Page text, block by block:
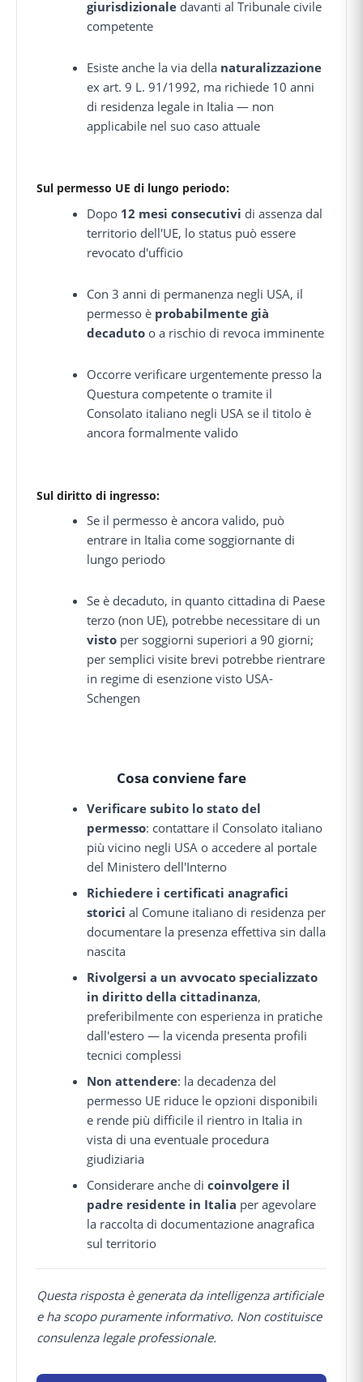
giurisdizionale davanti al Tribunale civile
competente
Esiste anche la via della naturalizzazione
ex art. 9 L. 91/1992, ma richiede 10 anni
di residenza legale in Italia — non
applicabile nel suo caso attuale
Sul permesso UE di lungo periodo:
Dopo 12 mesi consecutivi di assenza dal
territorio dell'UE, lo status può essere
revocato d'ufficio
Con 3 anni di permanenza negli USA, il
permesso è probabilmente già
decaduto o a rischio di revoca imminente
Occorre verificare urgentemente presso la
Questura competente o tramite il
Consolato italiano negli USA se il titolo è
ancora formalmente valido
Sul diritto di ingresso:
Se il permesso è ancora valido, può
entrare in Italia come soggiornante di
lungo periodo
Se è decaduto, in quanto cittadina di Paese
terzo (non UE), potrebbe necessitare di un
visto per soggiorni superiori a 90 giorni;
per semplici visite brevi potrebbe rientrare
in regime di esenzione visto USA-
Schengen
Cosa conviene fare
Verificare subito lo stato del
permesso: contattare il Consolato italiano
più vicino negli USA o accedere al portale
del Ministero dell'Interno
Richiedere i certificati anagrafici
storici al Comune italiano di residenza per
documentare la presenza effettiva sin dalla
nascita
Rivolgersi a un avvocato specializzato
in diritto della cittadinanza,
preferibilmente con esperienza in pratiche
dall'estero — la vicenda presenta profili
tecnici complessi
Non attendere: la decadenza del
permesso UE riduce le opzioni disponibili
e rende più difficile il rientro in Italia in
vista di una eventuale procedura
giudiziaria
Considerare anche dicoinvolgere il
padre residente in Italia per agevolare
la raccolta di documentazione anagrafica
sul territorio
Questa risposta è generata da intelligenza artificiale
e ha scopo puramente informativo. Non costituisce
consulenza legale professionale.